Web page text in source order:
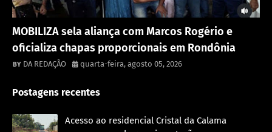
MOBILIZA sela aliança com Marcos Rogério e
oficializa chapas proporcionais em Rondônia
DA REDAÇÃO quarta-feira, agosto 05, 2026
Postagens recentes
Acesso ao residencial Cristal da Calama